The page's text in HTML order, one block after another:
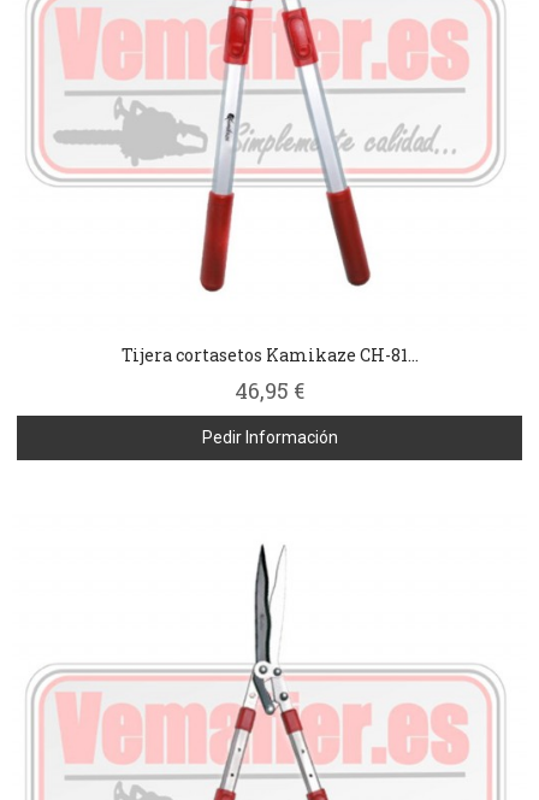
Tijera cortasetos Kamikaze CH-81...
46,95 €
Pedir Información